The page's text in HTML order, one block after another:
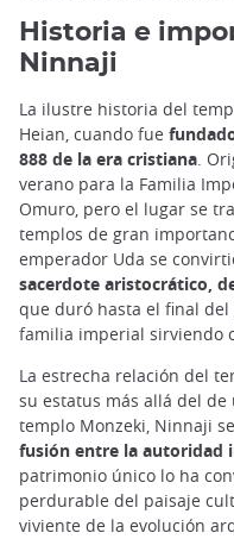
Historia e
Ninnaji
La ilustre historia del
Heian, cuando fue
888 de la era cristiana.
verano para la Familia
Omuro, pero el lugar se
templos de gran
emperador Uda se
sacerdote aristocrático,
que duró hasta el final del
familia imperial sirviendo
La estrecha relación del
su estatus más allá del
templo Monzeki, Ninnaji
fusión entre la autoridad
patrimonio único lo ha
perdurable del paisaje
viviente de la evolución